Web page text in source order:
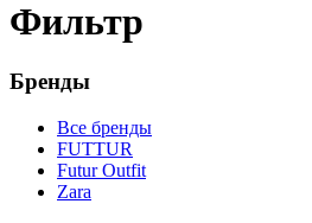
Фильтр
Бренды
Все бренды
FUTTUR
Futur Outfit
Zara